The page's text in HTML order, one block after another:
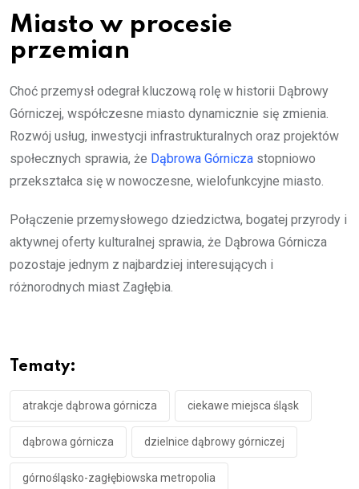
Miasto w procesie
przemian
Choć przemysł odegrał kluczową rolę w historii Dąbrowy
Górniczej, współczesne miasto dynamicznie się zmienia.
Rozwój usług, inwestycji infrastrukturalnych oraz projektów
społecznych sprawia, że Dąbrowa Górnicza stopniowo
przekształca się w nowoczesne, wielofunkcyjne miasto.
Połączenie przemysłowego dziedzictwa, bogatej przyrody i
aktywnej oferty kulturalnej sprawia, że Dąbrowa Górnicza
pozostaje jednym z najbardziej interesujących i
różnorodnych miast Zagłębia.
Tematy:
atrakcje dąbrowa górnicza ciekawe miejsca śląsk
dąbrowa górnicza dzielnice dąbrowy górniczej
górnośląsko-zagłębiowska metropolia